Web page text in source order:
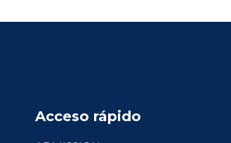
Acceso rápido